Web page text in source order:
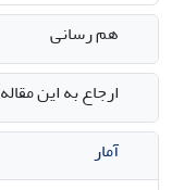
هم رسانی
ارجاع به این مقاله
آمار